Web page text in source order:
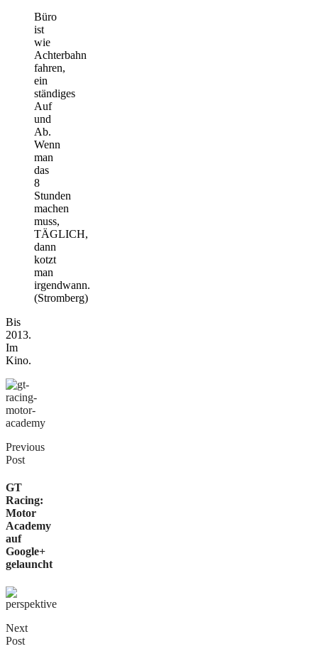
Büro
ist
wie
Achterbahn
fahren,
ein
ständiges
Auf
und
Ab.
Wenn
man
das
8
Stunden
machen
muss,
TÄGLICH,
dann
kotzt
man
irgendwann.
(Stromberg)
Bis
2013.
Im
Kino.
Previous
Post
GT
Racing:
Motor
Academy
auf
Google+
gelauncht
Next
Post